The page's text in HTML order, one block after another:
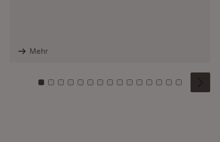
Mehr
Zu Kachel: 0
Zu Kachel: 1
Zu Kachel: 2
Zu Kachel: 3
Zu Kachel: 4
Zu Kachel: 5
Zu Kachel: 6
Zu Kachel: 7
Zu Kachel: 8
Zu Kachel: 9
Zu Kachel: 10
Zu Kachel: 11
Zu Kachel: 12
Zu Kachel:
Zu